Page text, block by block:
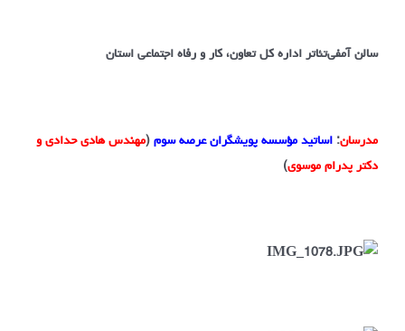
سالن آمفی‌تئاتر اداره کل تعاون، کار و رفاه اجتماعی استان
مدرسان:اساتید مؤسسه پویشگران عرصه سوم(مهندس هادی حدادی و
دکتر پدرام موسوی)